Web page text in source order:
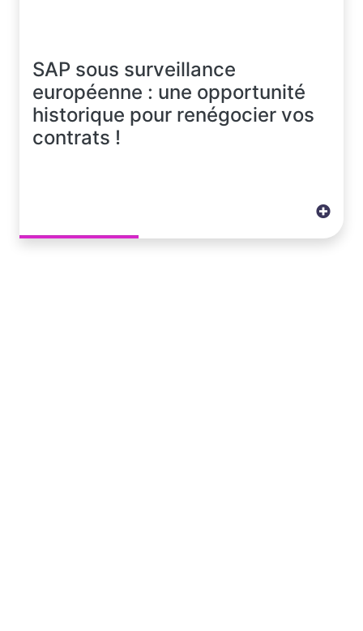
SAP sous surveillance
européenne : une opportunité
historique pour renégocier vos
contrats !